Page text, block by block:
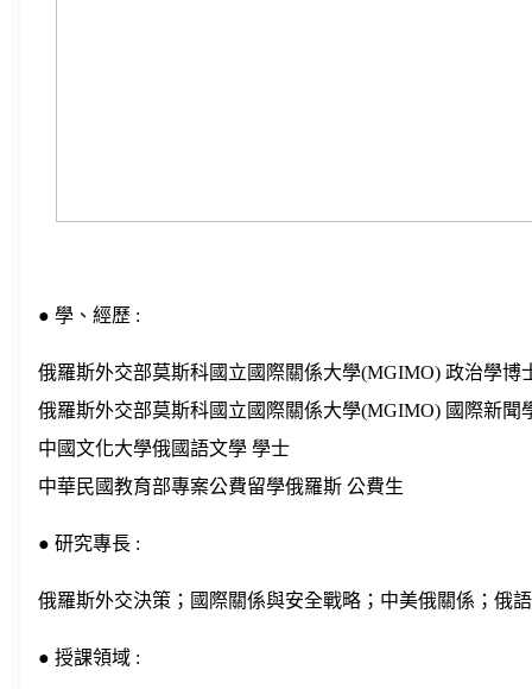
● 學、經歷 :
俄羅斯外交部莫斯科國立國際關係大學(MGIMO) 政治學博
俄羅斯外交部莫斯科國立國際關係大學(MGIMO) 國際新聞
中國文化大學俄國語文學 學士
中華民國教育部專案公費留學俄羅斯 公費生
● 研究專長 :
俄羅斯外交決策；國際關係與安全戰略；中美俄關係；俄
● 授課領域 :